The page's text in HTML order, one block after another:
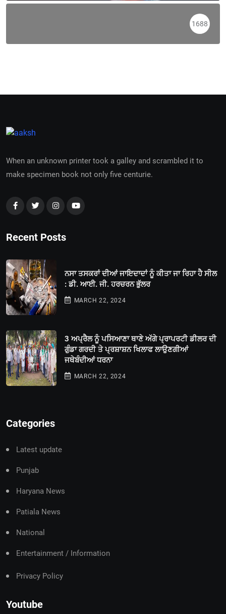
1688
When an unknown printer took a galley and scrambled it to
make specimen book not only five centurie.
Recent Posts
ਨਸਾ ਤਸਕਰਾਂ ਦੀਆਂ ਜਾਇਦਾਦਾਂ ਨੂੰ ਕੀਤਾ ਜਾ ਰਿਹਾ ਹੈ ਸੀਲ
: ਡੀ. ਆਈ. ਜੀ. ਹਰਚਰਨ ਭੁੱਲਰ
MARCH 22, 2024
3 ਅਪ੍ਰੈਲ ਨੂੰ ਪਸਿਆਣਾ ਥਾਣੇ ਅੱਗੇ ਪ੍ਰਾਪਰਟੀ ਡੀਲਰ ਦੀ
ਗੁੰਡਾ ਗਰਦੀ ਤੇ ਪ੍ਰਸ਼ਾਸ਼ਨ ਖਿਲਾਫ ਲਾਉਣਗੀਆਂ
ਜਥੇਬੰਦੀਆਂ ਧਰਨਾ
MARCH 22, 2024
Categories
Latest update
Punjab
Haryana News
Patiala News
National
Entertainment / Information
Privacy Policy
Youtube